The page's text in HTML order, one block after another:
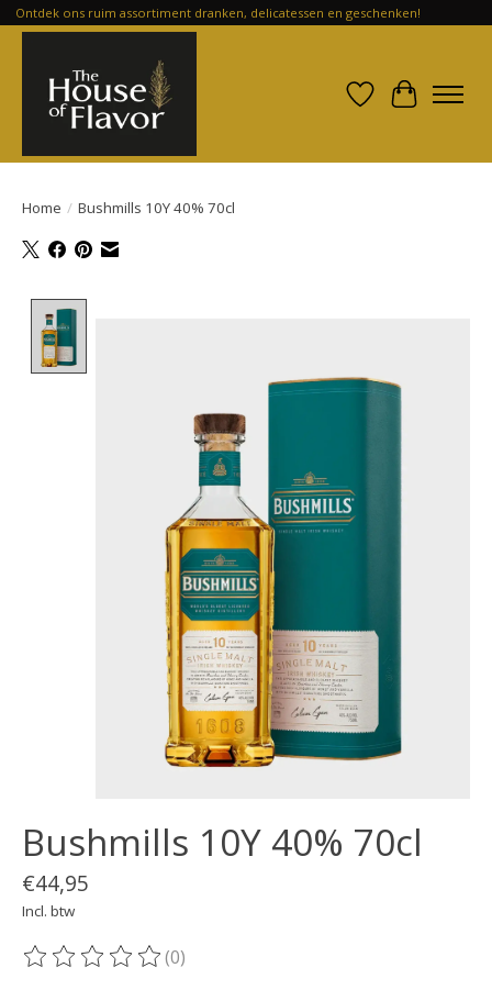
Ontdek ons ruim assortiment dranken, delicatessen en geschenken!
Verlanglijst
Home / Bushmills 10Y 40% 70cl
Bushmills 10Y 40% 70cl
€44,95
Incl. btw
De beoordeling van dit product is
(0)